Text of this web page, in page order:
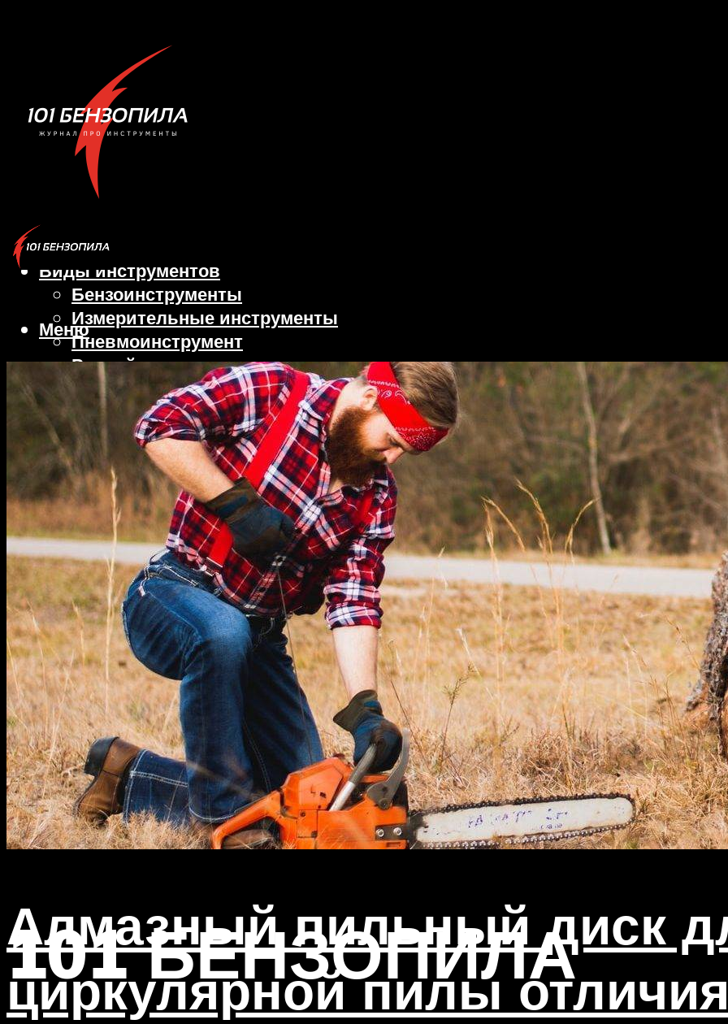
Виды инструментов
Бензоинструменты
Измерительные инструменты
Пневмоинструмент
Ручной
Электроинструменты
Станки
Сверлильный
Шлифовальный
Фрезерный
Токарный
Болгарка
Газонокосилка
Мотоблок
Меню
Меню
101 БЕНЗОПИЛА
Алмазный пильный диск
циркулярной пилы